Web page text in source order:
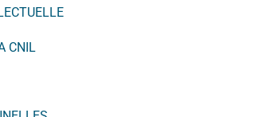
CNIL